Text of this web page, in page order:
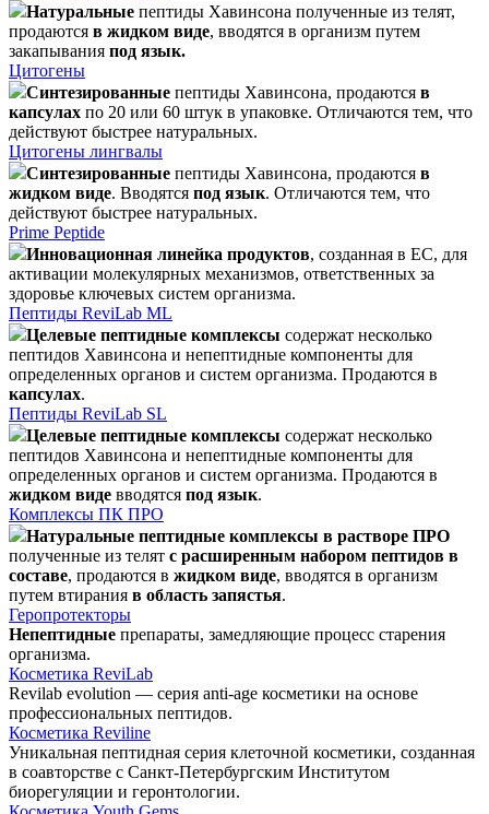
Натуральные пептиды Хавинсона полученные из телят,
продаются в жидком виде, вводятся в организм путем
закапывания под язык.
Цитогены
Синтезированные пептиды Хавинсона, продаются в
капсулах по 20 или 60 штук в упаковке. Отличаются тем, что
действуют быстрее натуральных.
Цитогены лингвалы
Синтезированные пептиды Хавинсона, продаются в
жидком виде. Вводятся под язык. Отличаются тем, что
действуют быстрее натуральных.
Prime Peptide
Инновационная линейка продуктов, созданная в ЕС, для
активации молекулярных механизмов, ответственных за
здоровье ключевых систем организма.
Пептиды ReviLab ML
Целевые пептидные комплексы содержат несколько
пептидов Хавинсона и непептидные компоненты для
определенных органов и систем организма. Продаются в
капсулах.
Пептиды ReviLab SL
Целевые пептидные комплексы содержат несколько
пептидов Хавинсона и непептидные компоненты для
определенных органов и систем организма. Продаются в
жидком виде вводятся под язык.
Комплексы ПК ПРО
Натуральные пептидные комплексы в растворе ПРО
полученные из телят с расширенным набором пептидов в
составе, продаются в жидком виде, вводятся в организм
путем втирания в область запястья.
Геропротекторы
Непептидные препараты, замедляющие процесс старения
организма.
Косметика ReviLab
Revilab evolution — серия anti-age косметики на основе
профессиональных пептидов.
Косметика Reviline
Уникальная пептидная серия клеточной косметики, созданная
в соавторстве с Санкт-Петербургским Институтом
биорегуляции и геронтологии.